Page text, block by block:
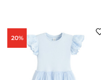
20%